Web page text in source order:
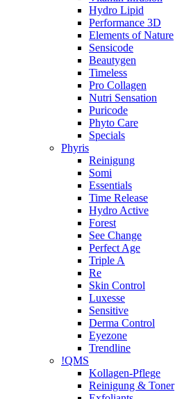
Hydro Lipid
Performance 3D
Elements of Nature
Sensicode
Beautygen
Timeless
Pro Collagen
Nutri Sensation
Puricode
Phyto Care
Specials
Phyris
Reinigung
Somi
Essentials
Time Release
Hydro Active
Forest
See Change
Perfect Age
Triple A
Re
Skin Control
Luxesse
Sensitive
Derma Control
Eyezone
Trendline
!QMS
Kollagen-Pflege
Reinigung & Toner